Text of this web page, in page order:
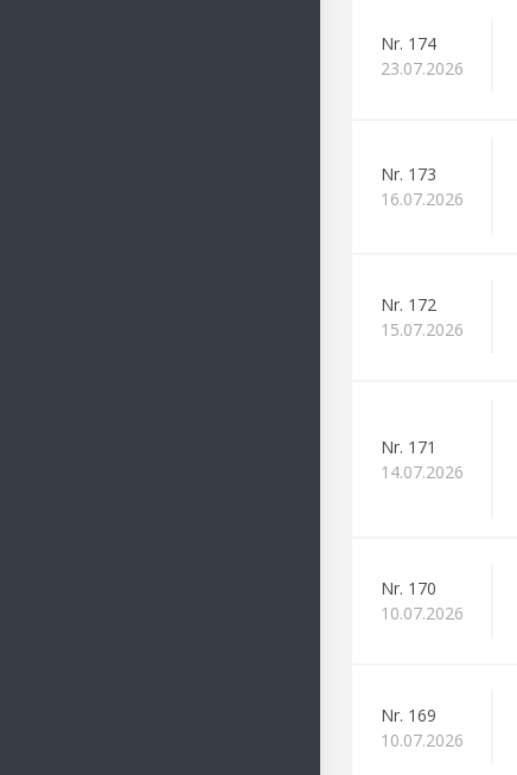
Nr. 174
23.07.2026
Nr. 173
16.07.2026
Nr. 172
15.07.2026
Nr. 171
14.07.2026
Nr. 170
10.07.2026
Nr. 169
10.07.2026